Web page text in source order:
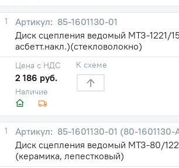
1
85-1601130-01
Диск сцепления ведомый МТЗ-1221/
асбетт.накл.)(стекловолокно)
Наличие
Цена с НДС
2 186 руб.
К схеме
1
85-1601130-01 (80-1601130-
Диск сцепления ведомый МТЗ-80/
(керамика, лепестковый)